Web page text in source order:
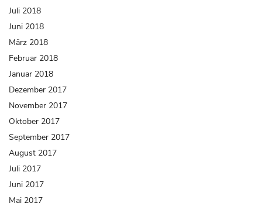
Juli 2018
Juni 2018
März 2018
Februar 2018
Januar 2018
Dezember 2017
November 2017
Oktober 2017
September 2017
August 2017
Juli 2017
Juni 2017
Mai 2017